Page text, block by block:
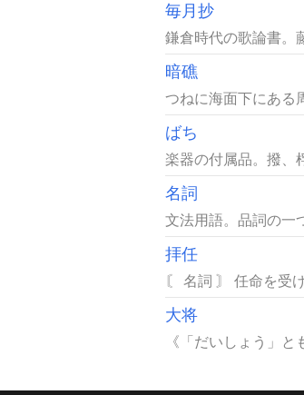
毎月抄
鎌倉時代の歌論書。
暗礁
つねに海面下にある
ばち
楽器の付属品。撥、
名詞
文法用語。品詞の一
拝任
〘 名詞 〙 任命を受
大将
《「だいしょう」